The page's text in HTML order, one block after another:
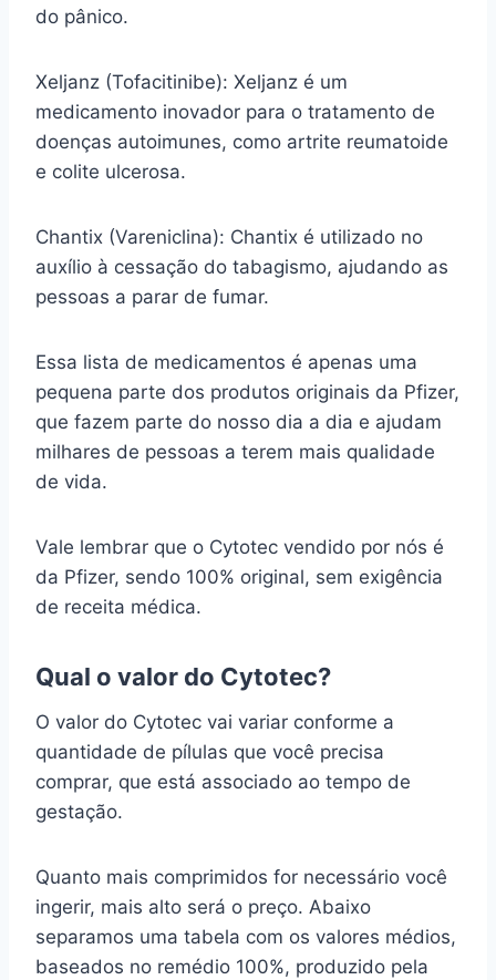
do pânico.
Xeljanz (Tofacitinibe): Xeljanz é um
medicamento inovador para o tratamento de
doenças autoimunes, como artrite reumatoide
e colite ulcerosa.
Chantix (Vareniclina): Chantix é utilizado no
auxílio à cessação do tabagismo, ajudando as
pessoas a parar de fumar.
Essa lista de medicamentos é apenas uma
pequena parte dos produtos originais da Pfizer,
que fazem parte do nosso dia a dia e ajudam
milhares de pessoas a terem mais qualidade
de vida.
Vale lembrar que o Cytotec vendido por nós é
da Pfizer, sendo 100% original, sem exigência
de receita médica.
Qual o valor do Cytotec?
O valor do Cytotec vai variar conforme a
quantidade de pílulas que você precisa
comprar, que está associado ao tempo de
gestação.
Quanto mais comprimidos for necessário você
ingerir, mais alto será o preço. Abaixo
separamos uma tabela com os valores médios,
baseados no remédio 100%, produzido pela